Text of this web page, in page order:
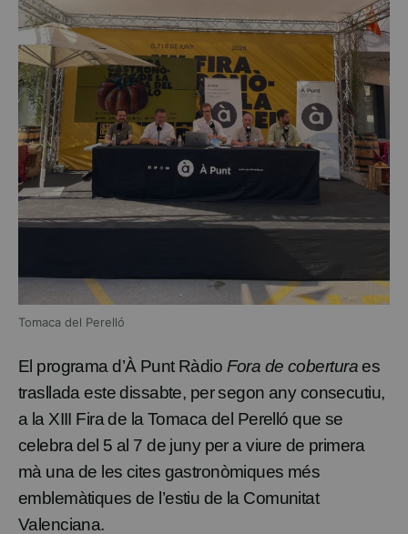
Tomaca del Perelló
El programa d’À Punt Ràdio Fora de coberturaes
trasllada este dissabte, per segon any consecutiu,
a la XIII Fira de la Tomaca del Perelló que se
celebra del 5 al 7 de juny per a viure de primera
mà una de les cites gastronòmiques més
emblemàtiques de l’estiu de la Comunitat
Valenciana.